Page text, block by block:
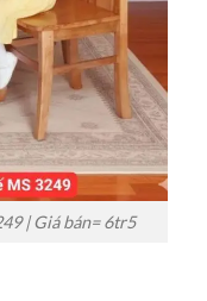
| Giá bán= 6tr5